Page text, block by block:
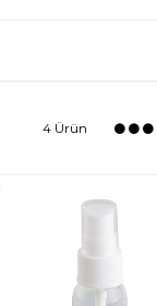
4 Ürün